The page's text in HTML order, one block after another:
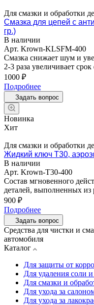
Для смазки и обработки
Смазка для цепей с
гр.)
В наличии
Арт. Krown-KLSFM-400
Смазка снижает шум и
2-3 раза увеличивает
1000 ₽
Подробнее
Задать вопрос
Новинка
Хит
Для смазки и обработки
Жидкий ключ Т30,
В наличии
Арт. Krown-T30-400
Состав мгновенного
деталей, выполненных из
900 ₽
Подробнее
Задать вопрос
Средства для чистки и
автомобиля
Каталог
Для защиты от
Для удаления соли и
Для смазки и
Для ухода за
Для ухода за